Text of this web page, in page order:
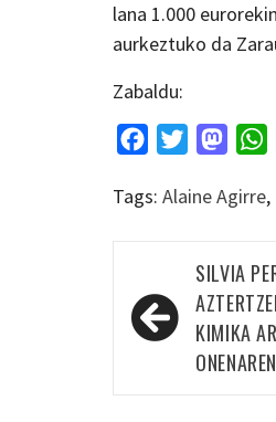
lana 1.000
aurkeztuko da
Zabaldu:
FacebookTwitter
Tags: Alaine Agirre,
Bidalketetan
zehar
nabigatu
SILVIA
KIMIKA